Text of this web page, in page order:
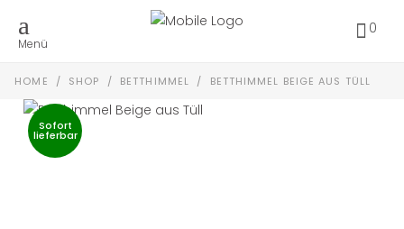
Menü
0
HOME / SHOP / BETTHIMMEL / BETTHIMMEL BEIGE AUS TÜLL
Sofort
lieferbar